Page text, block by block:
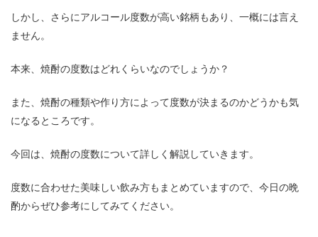
しかし、さらにアルコール度数が高い銘柄もあり、一概には言え
ません。
本来、焼酎の度数はどれくらいなのでしょうか？
また、焼酎の種類や作り方によって度数が決まるのかどうかも気
になるところです。
今回は、焼酎の度数について詳しく解説していきます。
度数に合わせた美味しい飲み方もまとめていますので、今日の晩
酌からぜひ参考にしてみてください。